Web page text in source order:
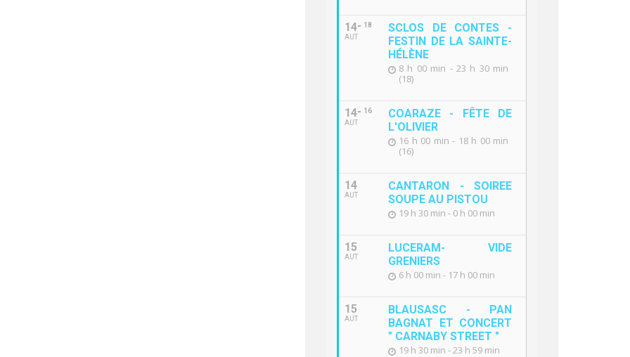
14
AUT
18
SCLOS DE CONTES -
FESTIN DE LA SAINTE-
HÉLÈNE
8 h 00 min - 23 h 30 min
(18)
14
AUT
16
COARAZE - FÊTE DE
L'OLIVIER
16 h 00 min - 18 h 00 min
(16)
14
AUT
CANTARON - SOIREE
SOUPE AU PISTOU
19 h 30 min - 0 h 00 min
15
AUT
LUCERAM- VIDE
GRENIERS
6 h 00 min - 17 h 00 min
15
AUT
BLAUSASC - PAN
BAGNAT ET CONCERT
" CARNABY STREET "
19 h 30 min - 23 h 59 min